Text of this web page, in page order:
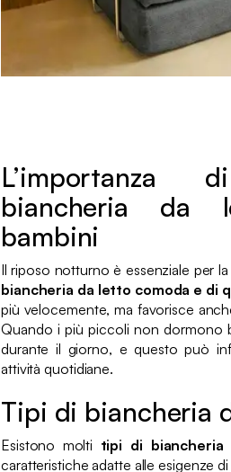
L’importanza
biancheria da
bambini
Il riposo notturno è essenziale per
biancheria da letto comoda e di
più velocemente, ma favorisce
Quando i più piccoli non dormono
durante il giorno, e questo può
attività quotidiane.
Tipi di biancheria
Esistono molti tipi di
caratteristiche adatte alle esigenze